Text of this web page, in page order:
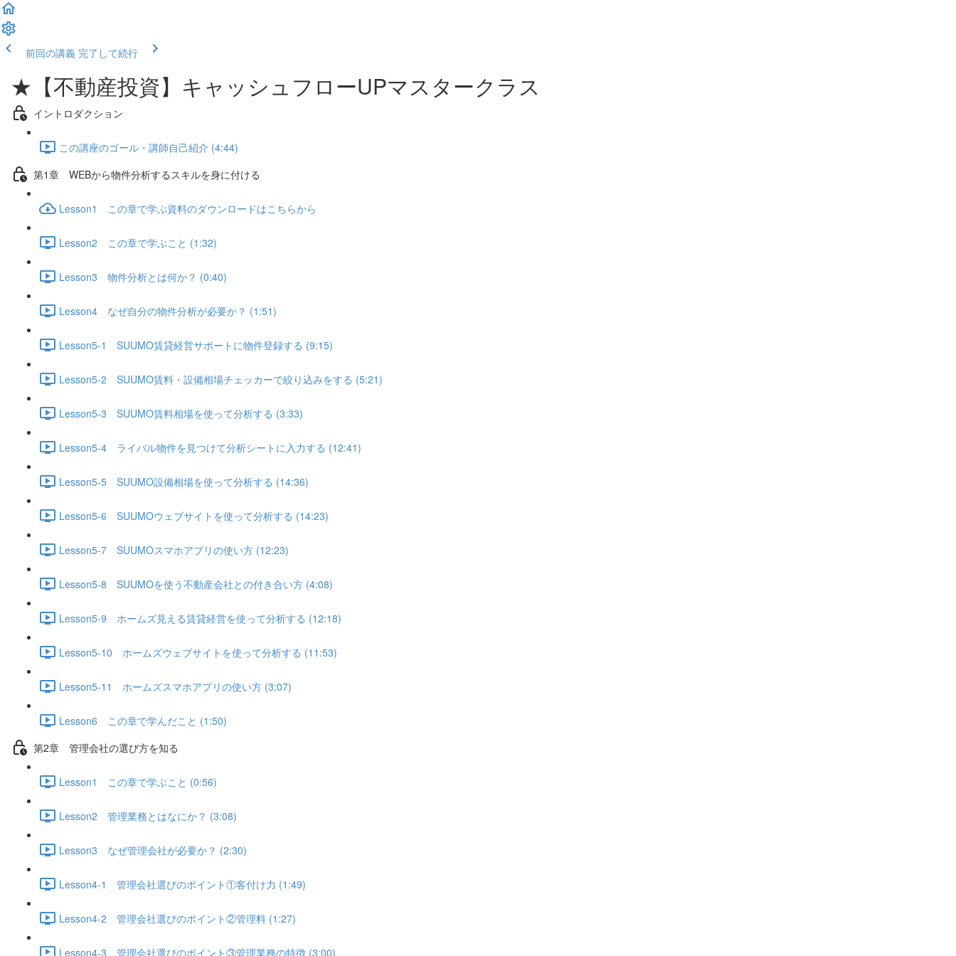
前回の講義 完了して続行
★【不動産投資】キャッシュフローUPマスタークラス
イントロダクション
この講座のゴール・講師自己紹介 (4:44)
第1章 WEBから物件分析するスキルを身に付ける
Lesson1 この章で学ぶ資料のダウンロードはこちらから
Lesson2 この章で学ぶこと (1:32)
Lesson3 物件分析とは何か？ (0:40)
Lesson4 なぜ自分の物件分析が必要か？ (1:51)
Lesson5-1 SUUMO賃貸経営サポートに物件登録する (9:15)
Lesson5-2 SUUMO賃料・設備相場チェッカーで絞り込みをする (5:21)
Lesson5-3 SUUMO賃料相場を使って分析する (3:33)
Lesson5-4 ライバル物件を見つけて分析シートに入力する (12:41)
Lesson5-5 SUUMO設備相場を使って分析する (14:36)
Lesson5-6 SUUMOウェブサイトを使って分析する (14:23)
Lesson5-7 SUUMOスマホアプリの使い方 (12:23)
Lesson5-8 SUUMOを使う不動産会社との付き合い方 (4:08)
Lesson5-9 ホームズ見える賃貸経営を使って分析する (12:18)
Lesson5-10 ホームズウェブサイトを使って分析する (11:53)
Lesson5-11 ホームズスマホアプリの使い方 (3:07)
Lesson6 この章で学んだこと (1:50)
第2章 管理会社の選び方を知る
Lesson1 この章で学ぶこと (0:56)
Lesson2 管理業務とはなにか？ (3:08)
Lesson3 なぜ管理会社が必要か？ (2:30)
Lesson4-1 管理会社選びのポイント①客付け力 (1:49)
Lesson4-2 管理会社選びのポイント②管理料 (1:27)
Lesson4-3 管理会社選びのポイント③管理業務の特徴 (3:00)